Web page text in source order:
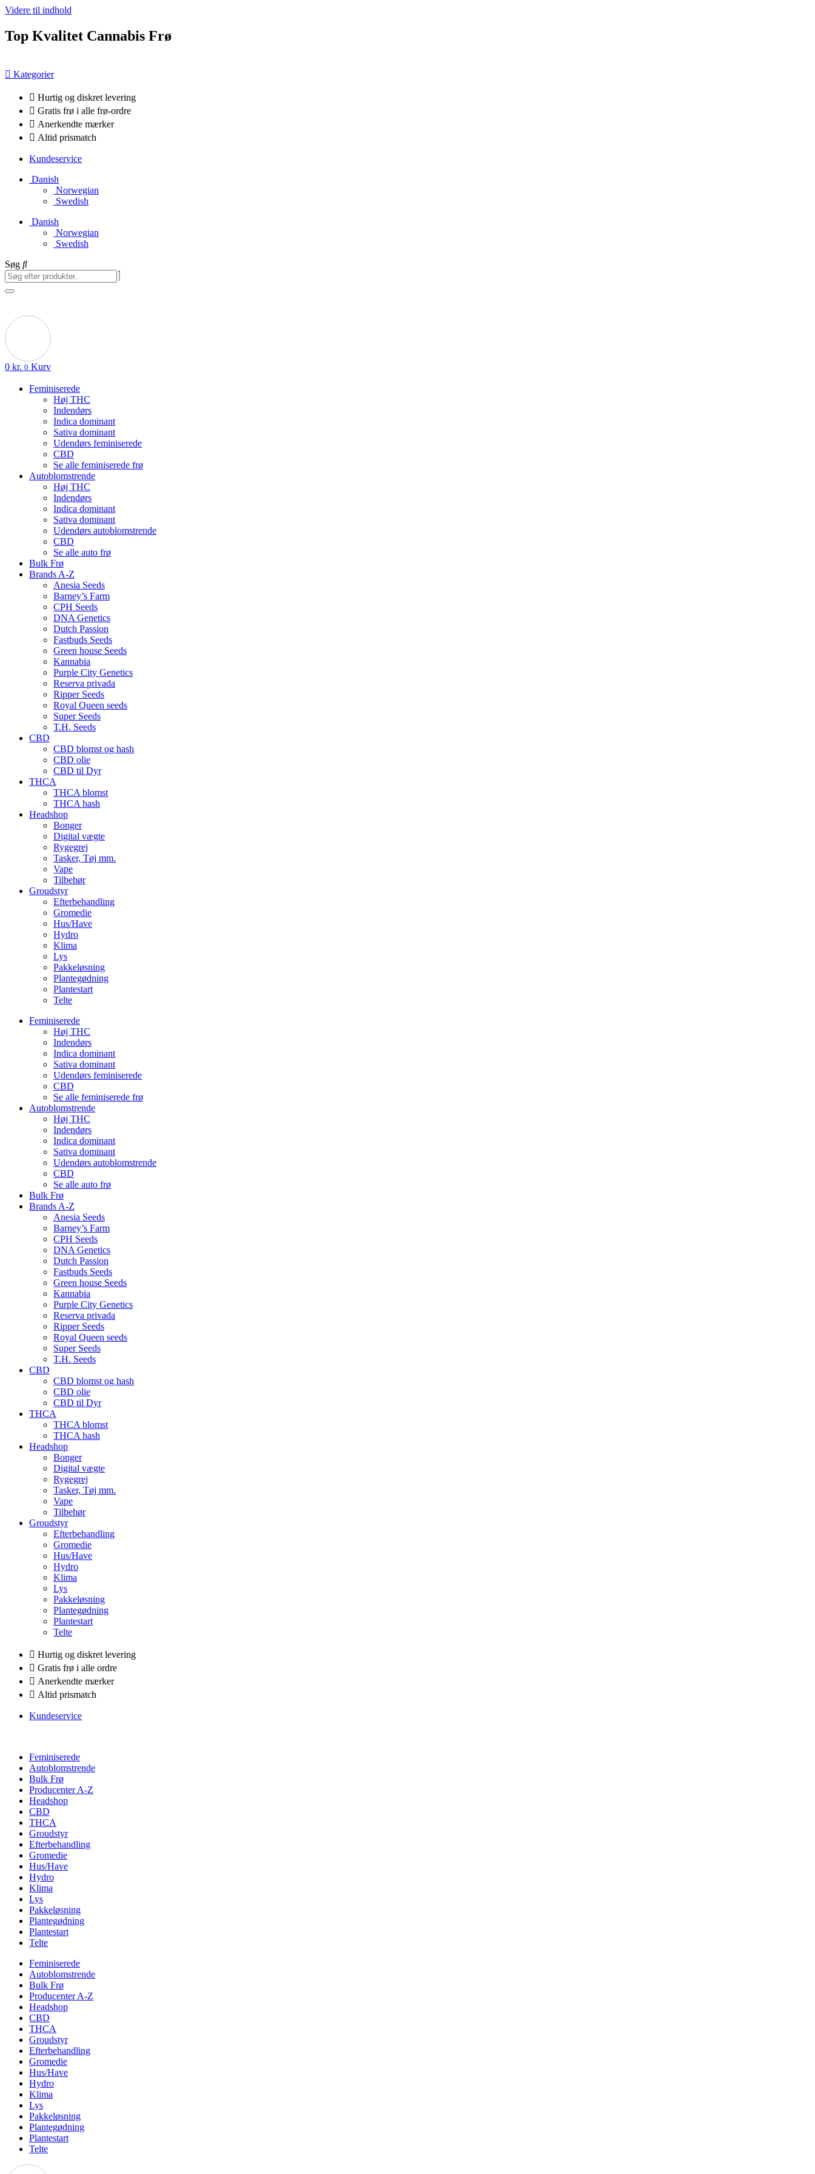
Videre til indhold
Top Kvalitet Cannabis Frø
Kategorier
Hurtig og diskret levering
Gratis frø i alle frø-ordre
Anerkendte mærker
Altid prismatch
Kundeservice
Danish
Norwegian
Swedish
Danish
Norwegian
Swedish
Søg
0 kr. 0 Kurv
Feminiserede
Høj THC
Indendørs
Indica dominant
Sativa dominant
Udendørs feminiserede
CBD
Se alle feminiserede frø
Autoblomstrende
Høj THC
Indendørs
Indica dominant
Sativa dominant
Udendørs autoblomstrende
CBD
Se alle auto frø
Bulk Frø
Brands A-Z
Anesia Seeds
Barney’s Farm
CPH Seeds
DNA Genetics
Dutch Passion
Fastbuds Seeds
Green house Seeds
Kannabia
Purple City Genetics
Reserva privada
Ripper Seeds
Royal Queen seeds
Super Seeds
T.H. Seeds
CBD
CBD blomst og hash
CBD olie
CBD til Dyr
THCA
THCA blomst
THCA hash
Headshop
Bonger
Digital vægte
Rygegrej
Tasker, Tøj mm.
Vape
Tilbehør
Groudstyr
Efterbehandling
Gromedie
Hus/Have
Hydro
Klima
Lys
Pakkeløsning
Plantegødning
Plantestart
Telte
Feminiserede
Høj THC
Indendørs
Indica dominant
Sativa dominant
Udendørs feminiserede
CBD
Se alle feminiserede frø
Autoblomstrende
Høj THC
Indendørs
Indica dominant
Sativa dominant
Udendørs autoblomstrende
CBD
Se alle auto frø
Bulk Frø
Brands A-Z
Anesia Seeds
Barney’s Farm
CPH Seeds
DNA Genetics
Dutch Passion
Fastbuds Seeds
Green house Seeds
Kannabia
Purple City Genetics
Reserva privada
Ripper Seeds
Royal Queen seeds
Super Seeds
T.H. Seeds
CBD
CBD blomst og hash
CBD olie
CBD til Dyr
THCA
THCA blomst
THCA hash
Headshop
Bonger
Digital vægte
Rygegrej
Tasker, Tøj mm.
Vape
Tilbehør
Groudstyr
Efterbehandling
Gromedie
Hus/Have
Hydro
Klima
Lys
Pakkeløsning
Plantegødning
Plantestart
Telte
Hurtig og diskret levering
Gratis frø i alle ordre
Anerkendte mærker
Altid prismatch
Kundeservice
Feminiserede
Autoblomstrende
Bulk Frø
Producenter A-Z
Headshop
CBD
THCA
Groudstyr
Efterbehandling
Gromedie
Hus/Have
Hydro
Klima
Lys
Pakkeløsning
Plantegødning
Plantestart
Telte
Feminiserede
Autoblomstrende
Bulk Frø
Producenter A-Z
Headshop
CBD
THCA
Groudstyr
Efterbehandling
Gromedie
Hus/Have
Hydro
Klima
Lys
Pakkeløsning
Plantegødning
Plantestart
Telte